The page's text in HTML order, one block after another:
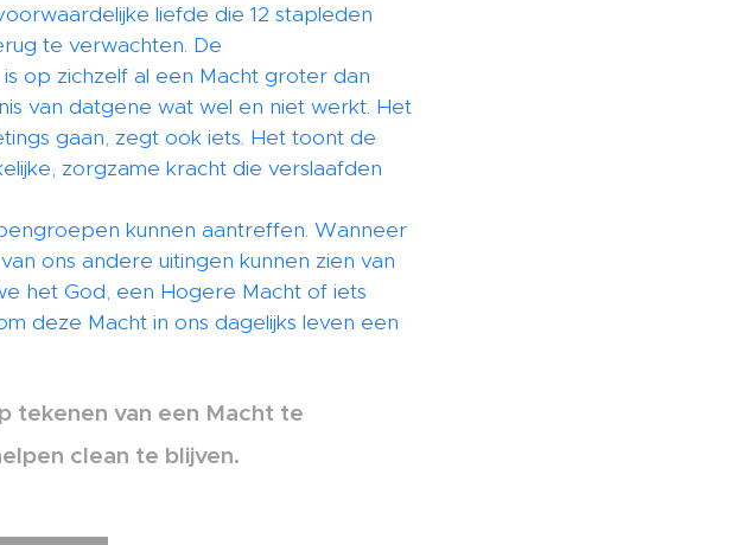
liefde die 12 stapleden
te verwachten. De
op zichzelf al een Macht groter dan
van datgene wat wel en niet werkt. Het
gaan, zegt ook iets. Het toont de
zorgzame kracht die verslaafden
kunnen aantreffen. Wanneer
ons andere uitingen kunnen zien van
het God, een Hogere Macht of iets
deze Macht in ons dagelijks leven een
tekenen van een Macht te
clean te blijven.